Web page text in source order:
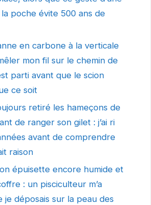
poche évite 500 ans de
en carbone à la verticale
mon fil sur le chemin de
parti avant que le scion
ce soit
retiré les hameçons de
de ranger son gilet : j’ai ri
avant de comprendre
raison
épuisette encore humide et
: un pisciculteur m’a
je déposais sur la peau des